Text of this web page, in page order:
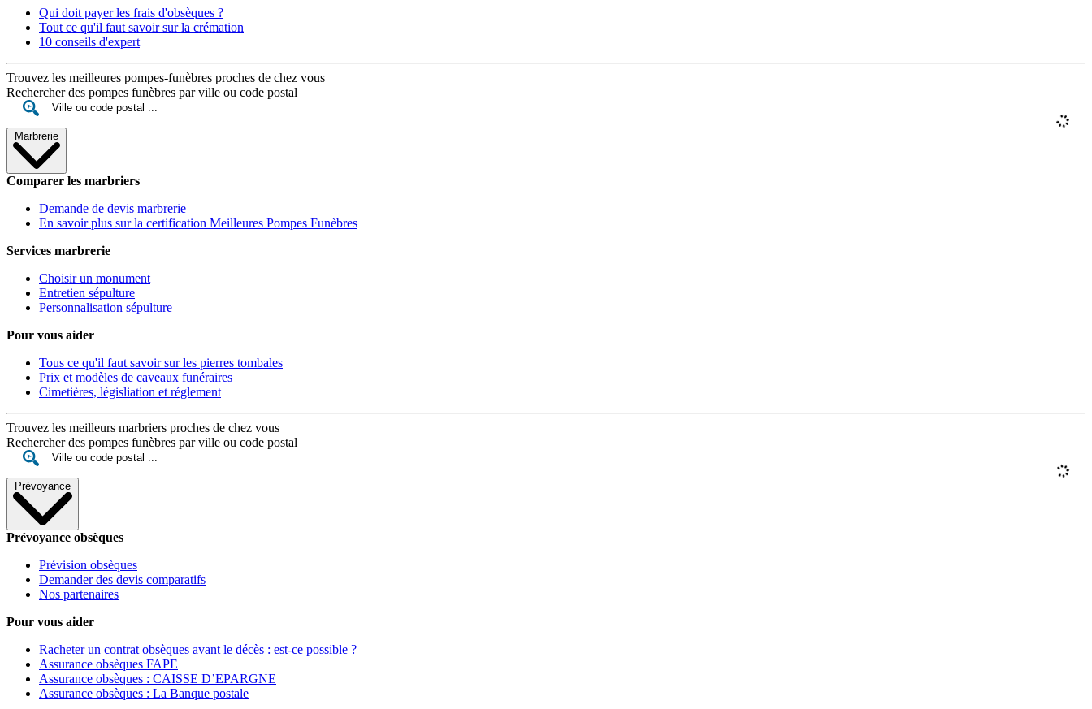
Qui doit payer les frais d'obsèques ?
Tout ce qu'il faut savoir sur la crémation
10 conseils d'expert
Trouvez les meilleures pompes-funèbres proches de chez vous
Rechercher des pompes funèbres par ville ou code postal
Marbrerie
Comparer les marbriers
Demande de devis marbrerie
En savoir plus sur la certification Meilleures Pompes Funèbres
Services marbrerie
Choisir un monument
Entretien sépulture
Personnalisation sépulture
Pour vous aider
Tous ce qu'il faut savoir sur les pierres tombales
Prix et modèles de caveaux funéraires
Cimetières, législiation et réglement
Trouvez les meilleurs marbriers proches de chez vous
Rechercher des pompes funèbres par ville ou code postal
Prévoyance
Prévoyance obsèques
Prévision obsèques
Demander des devis comparatifs
Nos partenaires
Pour vous aider
Racheter un contrat obsèques avant le décès : est-ce possible ?
Assurance obsèques FAPE
Assurance obsèques : CAISSE D’EPARGNE
Assurance obsèques : La Banque postale